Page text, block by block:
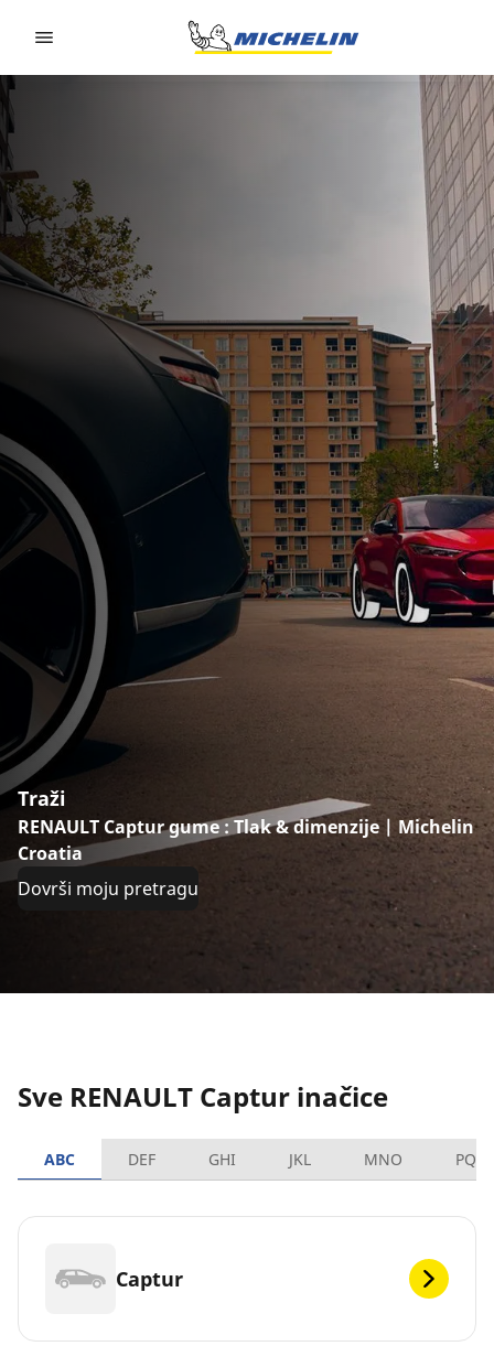
Traži
RENAULT Captur gume : Tlak & dimenzije | Michelin
Croatia
Dovrši moju pretragu
Sve RENAULT Captur inačice
ABC DEF GHI JKL MNO PQRS
Captur